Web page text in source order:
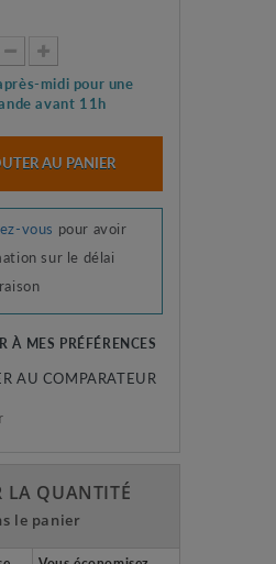
midi pour une
avant 11h
AU PANIER
vous pour avoir
sur le délai
À MES PRÉFÉRENCES
AU COMPARATEUR
LA QUANTITÉ
le panier